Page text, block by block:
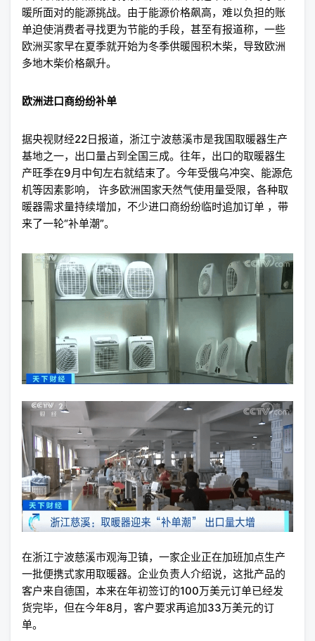
暖所面对的能源挑战。由于能源价格飙高，难以负担的账
单迫使消费者寻找更为节能的手段，甚至有报道称，一些
欧洲买家早在夏季就开始为冬季供暖囤积木柴，导致欧洲
多地木柴价格飙升。
欧洲进口商纷纷补单
据央视财经22日报道，浙江宁波慈溪市是我国取暖器生产
基地之一，出口量占到全国三成。往年，出口的取暖器生
产旺季在9月中旬左右就结束了。今年受俄乌冲突、能源危
机等因素影响， 许多欧洲国家天然气使用量受限，各种取
暖器需求量持续增加，不少进口商纷纷临时追加订单 ，带
来了一轮“补单潮”。
在浙江宁波慈溪市观海卫镇，一家企业正在加班加点生产
一批便携式家用取暖器。企业负责人介绍说，这批产品的
客户来自德国，本来在年初签订的100万美元订单已经发
货完毕，但在今年8月，客户要求再追加33万美元的订
单。